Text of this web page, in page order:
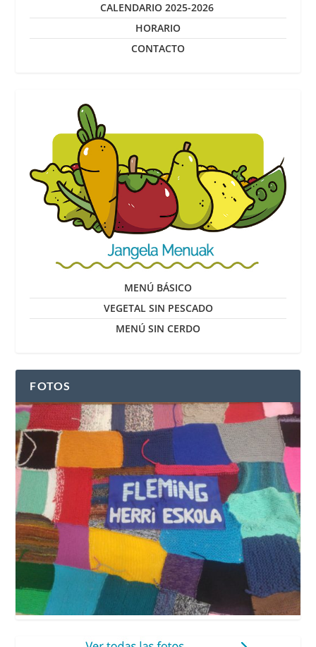
CALENDARIO 2025-2026
HORARIO
CONTACTO
MENÚ BÁSICO
VEGETAL SIN PESCADO
MENÚ SIN CERDO
FOTOS